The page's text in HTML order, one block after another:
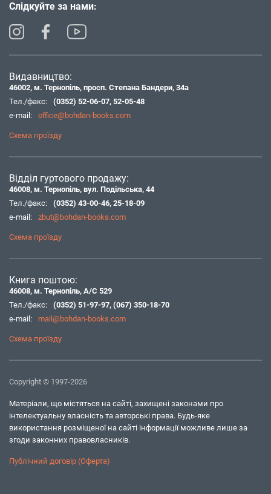
Слідкуйте за нами:
Видавництво:
46002, м. Тернопіль, просп. Степана Бандери, 34а
Тел./факс:
(0352) 52-06-07, 52-05-48
e-mail:
office@bohdan-books.com
Схема проїзду
Відділ гуртового продажу:
46008, м. Тернопіль, вул. Подільська, 44
Тел./факс:
(0352) 43-00-46, 25-18-09
e-mail:
zbut@bohdan-books.com
Схема проїзду
Книга поштою:
46008, м. Тернопіль, А/С 529
Тел./факс:
(0352) 51-97-97, (067) 350-18-70
e-mail:
mail@bohdan-books.com
Схема проїзду
Copyright © 1997-2026
Матеріали, що містяться на сайті, захищені законами про
інтелектуальну власність та авторські права. Будь-яке
використання розміщеної на сайті інформації можливе лише за
згоди законних правовласників.
Публічний договір (Оферта)